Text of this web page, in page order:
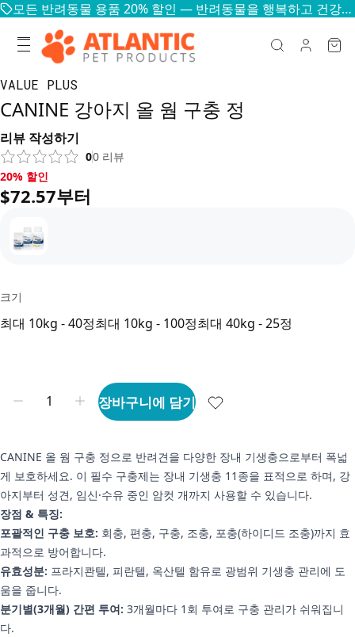
모든 반려동물 용품 20% 할인 — 반려동물을 행복하고 건강하게
VALUE PLUS
CANINE 강아지 올 웜 구충 정
리뷰 작성하기
00 리뷰
20% 할인, $72.57부터
20% 할인
$72.57부터
크기
최대 10kg - 40정최대 10kg - 100정최대 40kg - 25정
장바구니에 담기
CANINE 올 웜 구충 정으로 반려견을 다양한 장내 기생충으로부터 폭넓
게 보호하세요. 이 필수 구충제는 장내 기생충 11종을 표적으로 하며, 강
아지부터 성견, 임신·수유 중인 암컷 개까지 사용할 수 있습니다.
장점 & 특징:
포괄적인 구충 보호: 회충, 편충, 구충, 조충, 포충(하이디드 조충)까지 효
과적으로 방어합니다.
유효성분: 프라지콴텔, 피란텔, 옥산텔 함유로 광범위 기생충 관리에 도
움을 줍니다.
분기별(3개월) 간편 투여: 3개월마다 1회 투여로 구충 관리가 쉬워집니
다.